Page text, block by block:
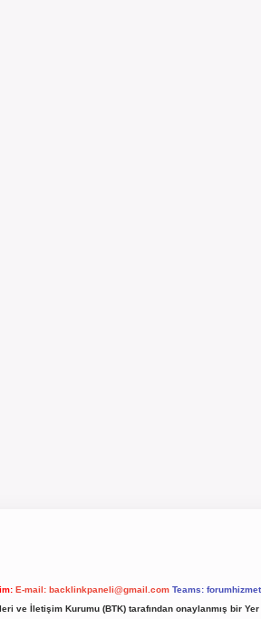
E-mail: backlinkpaneli@gmail.com Teams:
ve İletişim Kurumu (BTK) tarafından onaylanmış bir